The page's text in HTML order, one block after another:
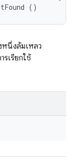
()
หนึ่งล้มเหลว
รเรียกใช้